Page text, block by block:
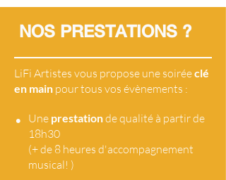
NOS PRESTATIONS ?
LiFi Artistes vous propose une soiréeclé
en main pour tous vos évènements :
• Une prestationde qualité à partir de
18h30
(+ de 8 heures d'accompagnement
musical! )